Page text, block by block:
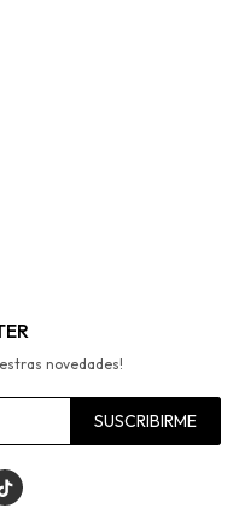
novedades!
SUSCRIBIRME